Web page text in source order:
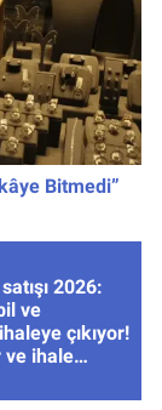
Bitmedi”
2026:
ve
çıkıyor!
ihale